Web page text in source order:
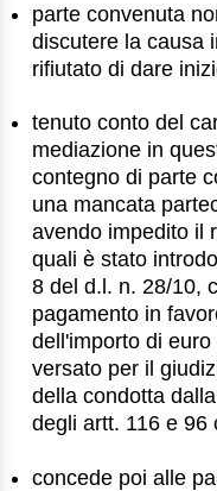
parte convenuta
discutere la causa
rifiutato di dare
tenuto conto del
mediazione in
contegno di parte
una mancata
avendo impedito il
quali è stato
8 del d.l. n. 28/10,
pagamento in
dell'importo di
versato per il
della condotta
degli artt. 116 e 96
concede poi alle